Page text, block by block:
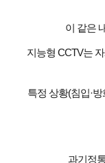
이 같은
지능형 CCTV는
특정 상황(침입·
과기정